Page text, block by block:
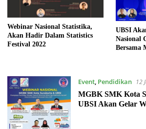
Webinar Nasional Statistika,
Akan Hadir Dalam Statistics
Festival 2022
UBSI
Nasional
Bersama
Event, Pendidikan
12
MGBK SMK Kota
UBSI Akan Gelar